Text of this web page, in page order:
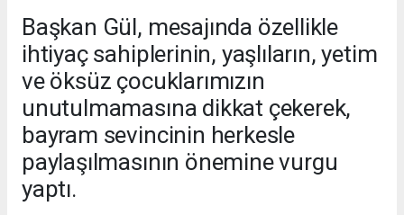
Başkan Gül, mesajında özellikle
ihtiyaç sahiplerinin, yaşlıların, yetim
ve öksüz çocuklarımızın
unutulmamasına dikkat çekerek,
bayram sevincinin herkesle
paylaşılmasının önemine vurgu
yaptı.